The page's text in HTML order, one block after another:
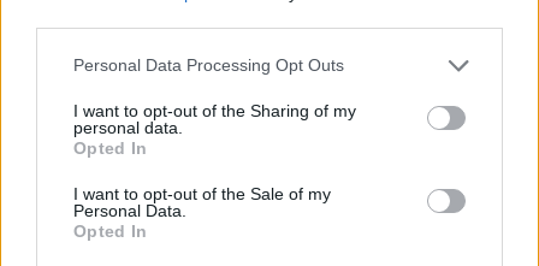
Personal Data Processing Opt Outs
I want to opt-out of the Sharing of my
personal data.
Opted In
I want to opt-out of the Sale of my
Personal Data.
Opted In
MELHORES DO DIA
perspectivas futuras são incertas.